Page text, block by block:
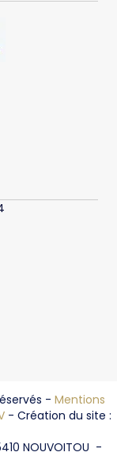
- Mentions
- Création du site :
NOUVOITOU -